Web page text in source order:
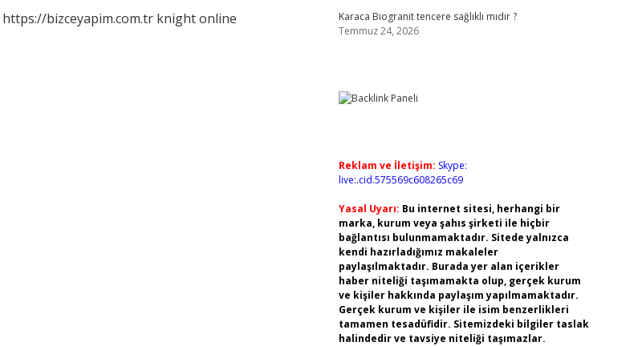
https://bizceyapim.com.tr knight online
Karaca Biogranit tencere sağlıklı mıdır ?
Temmuz 24, 2026
Reklam ve İletişim: Skype:
live:.cid.575569c608265c69
Yasal Uyarı: Bu internet sitesi, herhangi bir
marka, kurum veya şahıs şirketi ile hiçbir
bağlantısı bulunmamaktadır. Sitede yalnızca
kendi hazırladığımız makaleler
paylaşılmaktadır. Burada yer alan içerikler
haber niteliği taşımamakta olup, gerçek kurum
ve kişiler hakkında paylaşım yapılmamaktadır.
Gerçek kurum ve kişiler ile isim benzerlikleri
tamamen tesadüfidir. Sitemizdeki bilgiler taslak
halindedir ve tavsiye niteliği taşımazlar.